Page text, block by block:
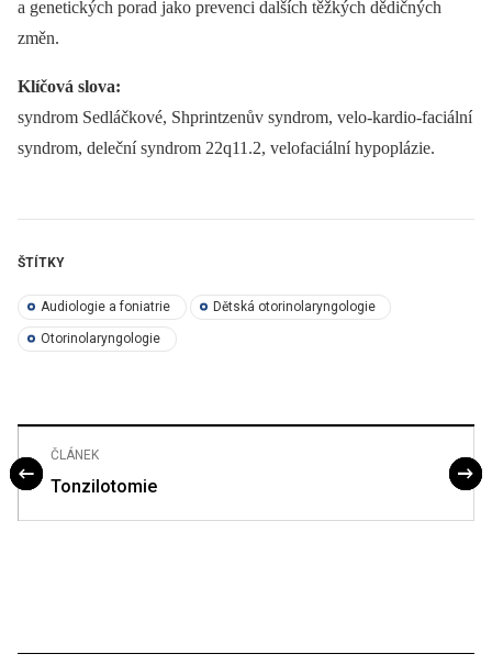
a genetických porad jako prevenci dalších těžkých dědičných
změn.
Klíčová slova:
syndrom Sedláčkové, Shprintzenův syndrom, velo-kardio-faciální
syndrom, deleční syndrom 22q11.2, velofaciální hypoplázie.
ŠTÍTKY
Audiologie a foniatrie Dětská otorinolaryngologie
Otorinolaryngologie
ČLÁNEK
Tonzilotomie